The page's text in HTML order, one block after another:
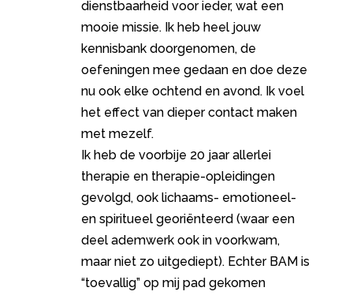
dienstbaarheid voor ieder, wat een
mooie missie. Ik heb heel jouw
kennisbank doorgenomen, de
oefeningen mee gedaan en doe deze
nu ook elke ochtend en avond. Ik voel
het effect van dieper contact maken
met mezelf.
Ik heb de voorbije 20 jaar allerlei
therapie en therapie-opleidingen
gevolgd, ook lichaams- emotioneel-
en spiritueel georiënteerd (waar een
deel ademwerk ook in voorkwam,
maar niet zo uitgediept). Echter BAM is
“toevallig” op mij pad gekomen